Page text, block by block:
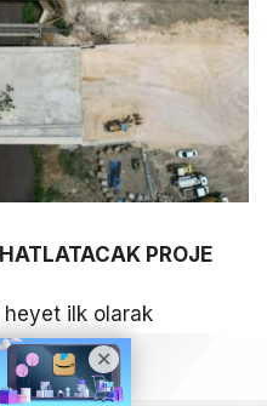
PROJE
heyet ilk olarak
Proje’ sahasını
bulunan
Bursa’da skandal görüntüler: Kanalizasyon suyu vatandaşların üzerine aktı